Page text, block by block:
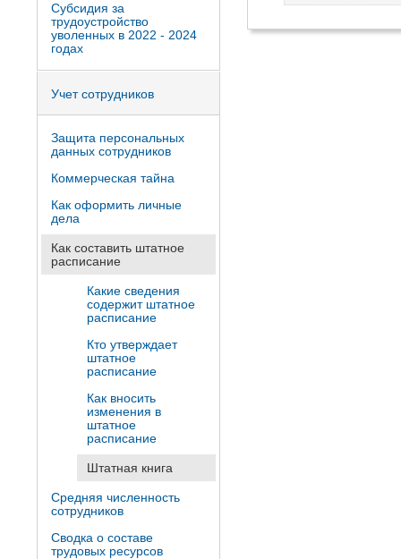
Субсидия за
трудоустройство
уволенных в 2022 - 2024
годах
Учет сотрудников
Защита персональных
данных сотрудников
Коммерческая тайна
Как оформить личные
дела
Как составить штатное
расписание
Какие сведения
содержит штатное
расписание
Кто утверждает
штатное
расписание
Как вносить
изменения в
штатное
расписание
Штатная книга
Средняя численность
сотрудников
Сводка о составе
трудовых ресурсов